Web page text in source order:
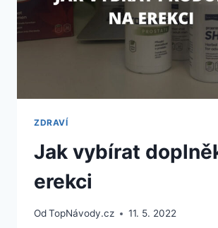
ZDRAVÍ
Jak vybírat
erekci
OdTopNávody.cz 11. 5. 2022